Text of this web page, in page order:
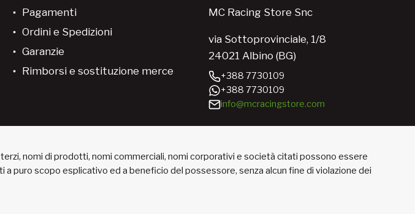
Pagamenti
Ordini e Spedizioni
Garanzie
Rimborsi e sostituzione merce
MC Racing Store Snc
via Sottoprovinciale, 1/8
24021 Albino (BG)
+388 7730109
+388 7730109
info@mcracingstore.com
nomi di prodotti, nomi commerciali, nomi corporativi e società citati possono essere
puro scopo esplicativo ed a beneficio del possessore, senza alcun fine di violazione dei